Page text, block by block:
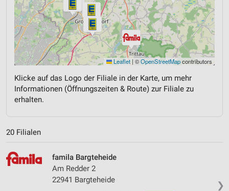
Leaflet | ©OpenStreetMapcontributors
Klicke auf das Logo der Filiale in der Karte, um mehr
Informationen (Öffnungszeiten & Route) zur Filiale zu
erhalten.
20 Filialen
❯
famila Bargteheide
Am Redder 2
22941 Bargteheide